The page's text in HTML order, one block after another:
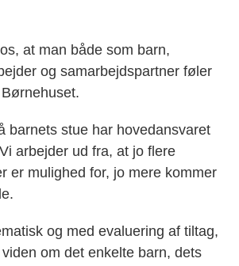
at man både som barn,
og samarbejdspartner føler
barnets stue har hovedansvaret
arbejder ud fra, at jo flere
er mulighed for, jo mere kommer
og med evaluering af tiltag,
om det enkelte barn, dets